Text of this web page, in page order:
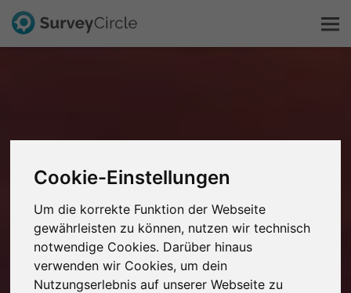
Cookie-Einstellungen
Um die korrekte Funktion der Webseite
gewährleisten zu können, nutzen wir technisch
notwendige Cookies. Darüber hinaus
verwenden wir Cookies, um dein
Nutzungserlebnis auf unserer Webseite zu
Forschung entdecken
FAQ
Kostenlos registrieren